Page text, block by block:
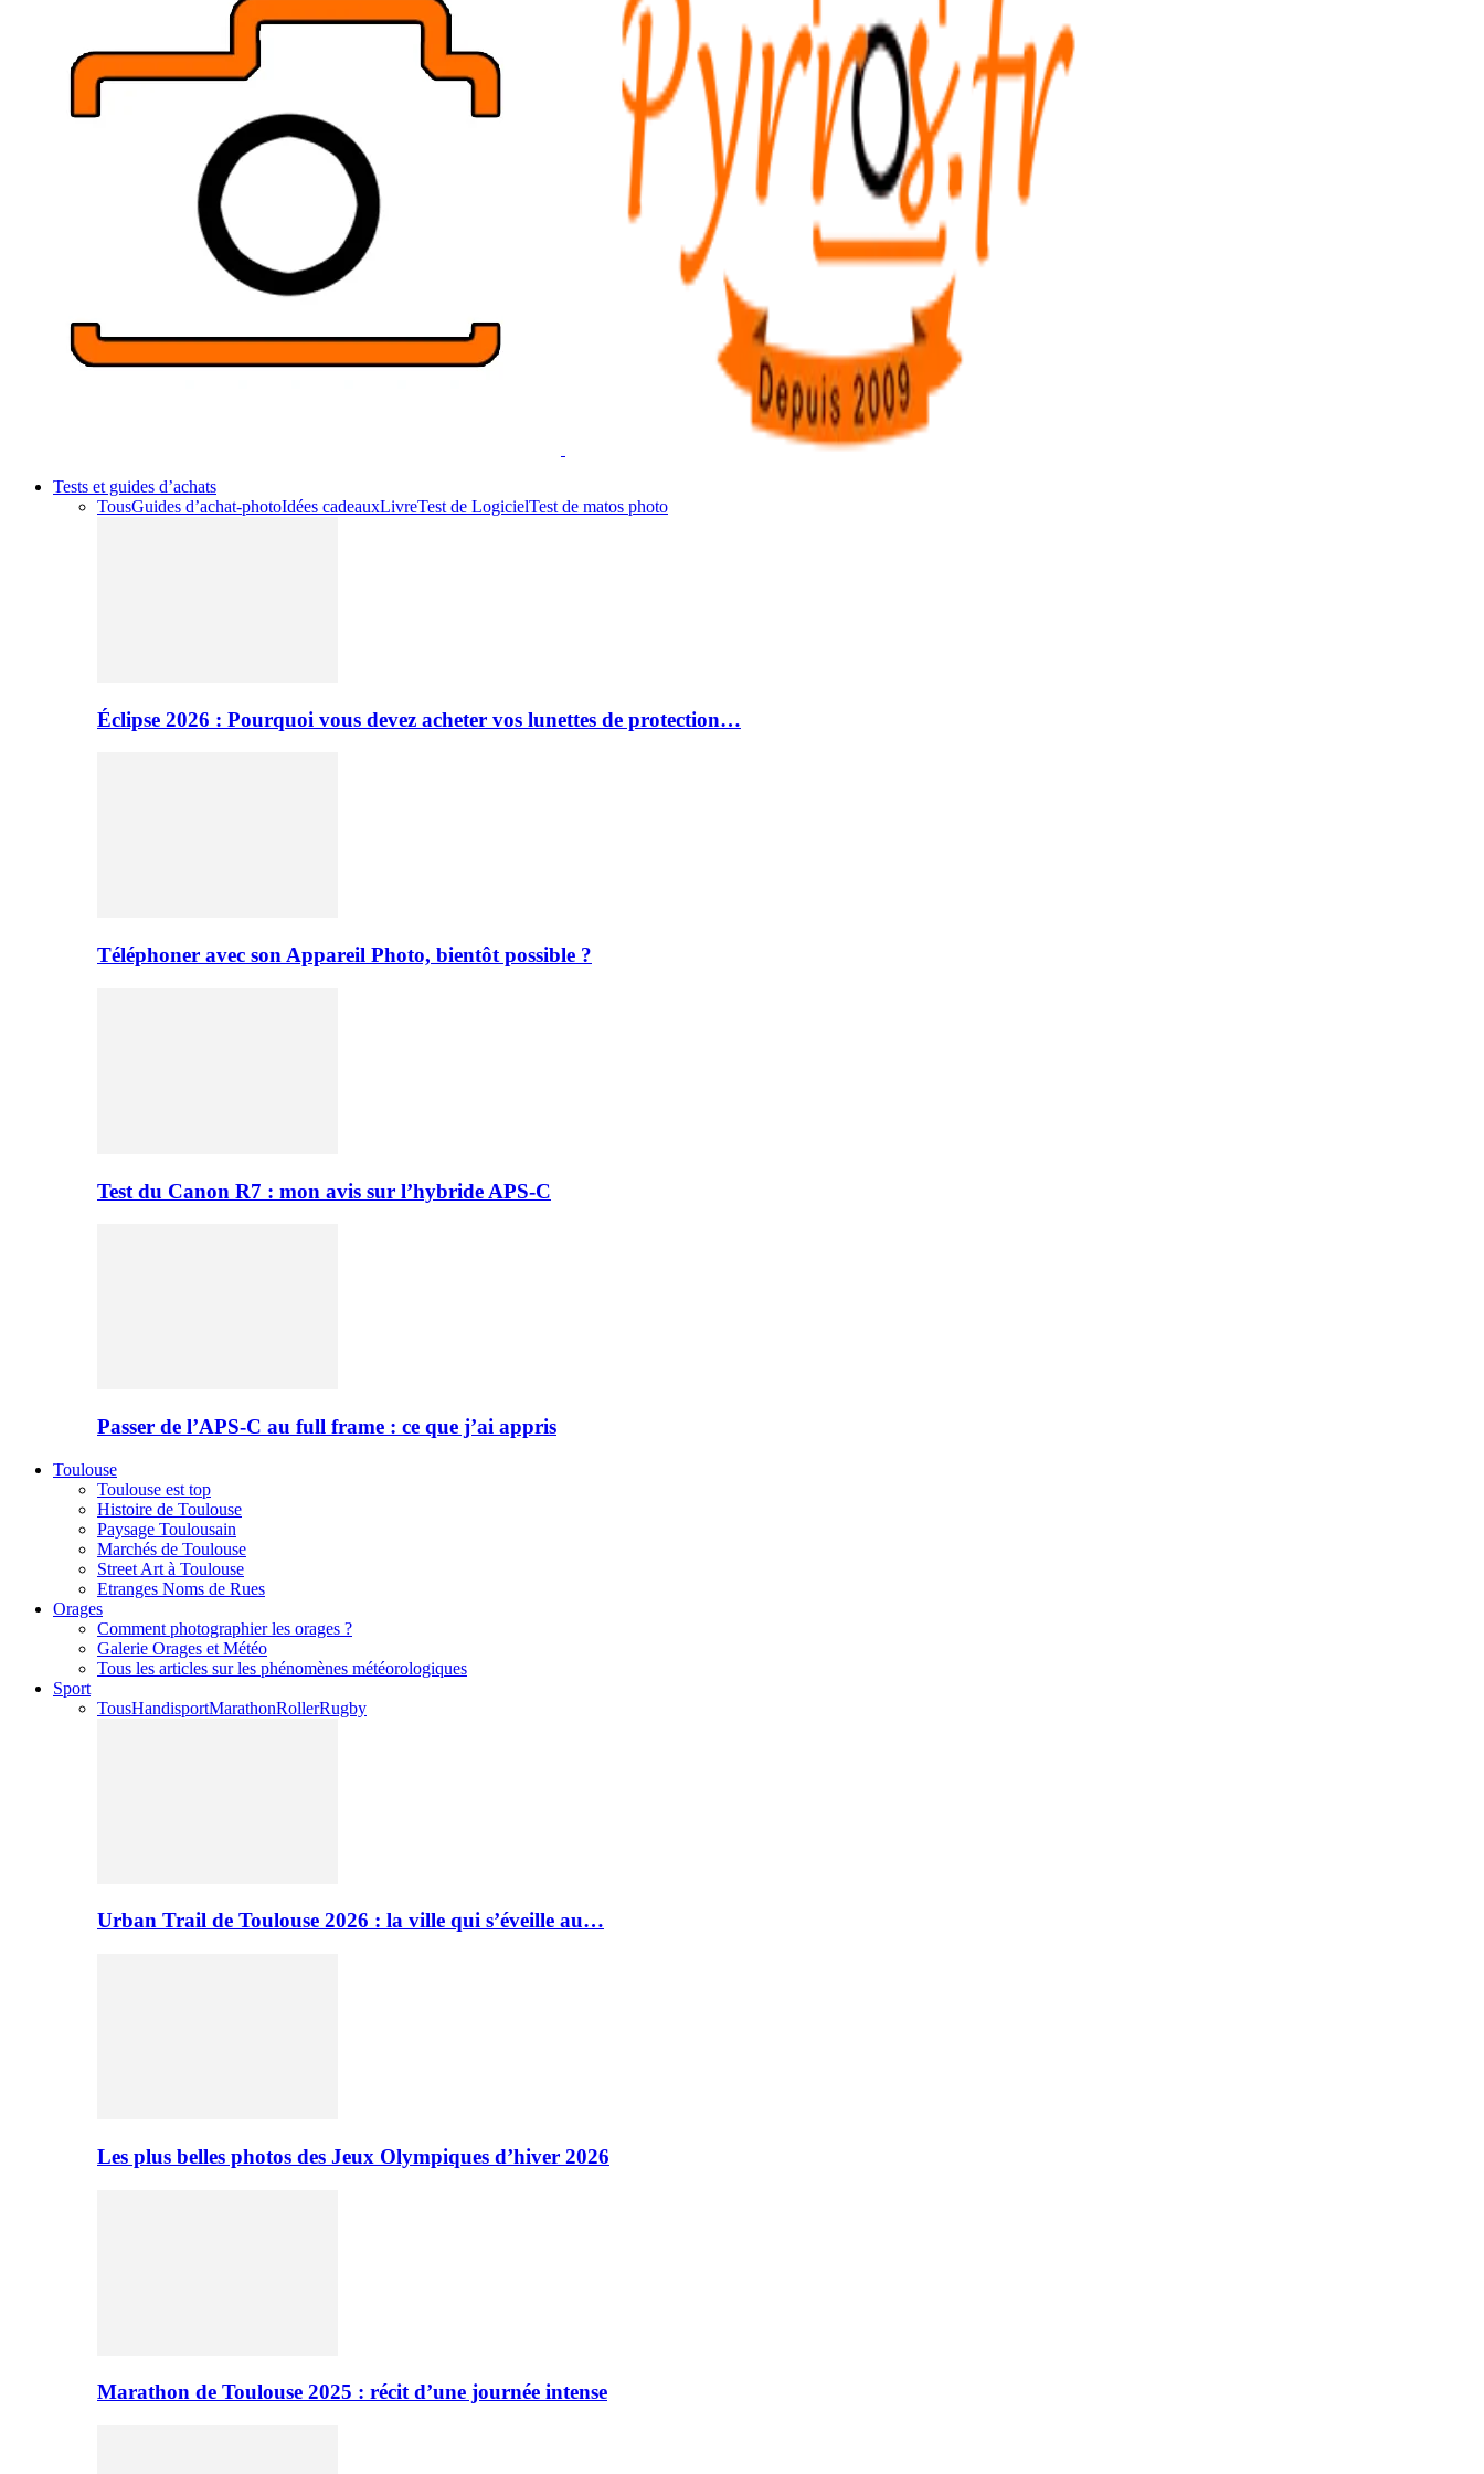
Tests et guides d’achats
TousGuides d’achat-photoIdées cadeauxLivreTest de LogicielTest de matos photo
Éclipse 2026 : Pourquoi vous devez acheter vos lunettes de protection…
Téléphoner avec son Appareil Photo, bientôt possible ?
Test du Canon R7 : mon avis sur l’hybride APS-C
Passer de l’APS-C au full frame : ce que j’ai appris
Toulouse
Toulouse est top
Histoire de Toulouse
Paysage Toulousain
Marchés de Toulouse
Street Art à Toulouse
Etranges Noms de Rues
Orages
Comment photographier les orages ?
Galerie Orages et Météo
Tous les articles sur les phénomènes météorologiques
Sport
TousHandisportMarathonRollerRugby
Urban Trail de Toulouse 2026 : la ville qui s’éveille au…
Les plus belles photos des Jeux Olympiques d’hiver 2026
Marathon de Toulouse 2025 : récit d’une journée intense